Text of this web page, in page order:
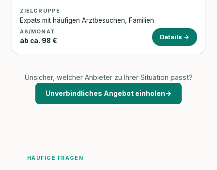
ZIELGRUPPE
Expats mit häufigen Arztbesuchen, Familien
AB/MONAT
ab ca. 98 €
Details →
Unsicher, welcher Anbieter zu Ihrer Situation passt?
Unverbindliches Angebot einholen→
HÄUFIGE FRAGEN